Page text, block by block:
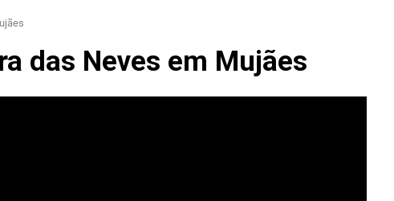
das Neves em Mujães